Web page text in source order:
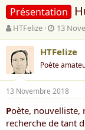
Présentation
A
u
t
e
u
r
d
e
l
a
HTFelize
D
a
t
d
e
d
é
b
u
13
HTFelize
Poète
13 Novembre 2018
Poète, nouvelliste,
recherche de tant